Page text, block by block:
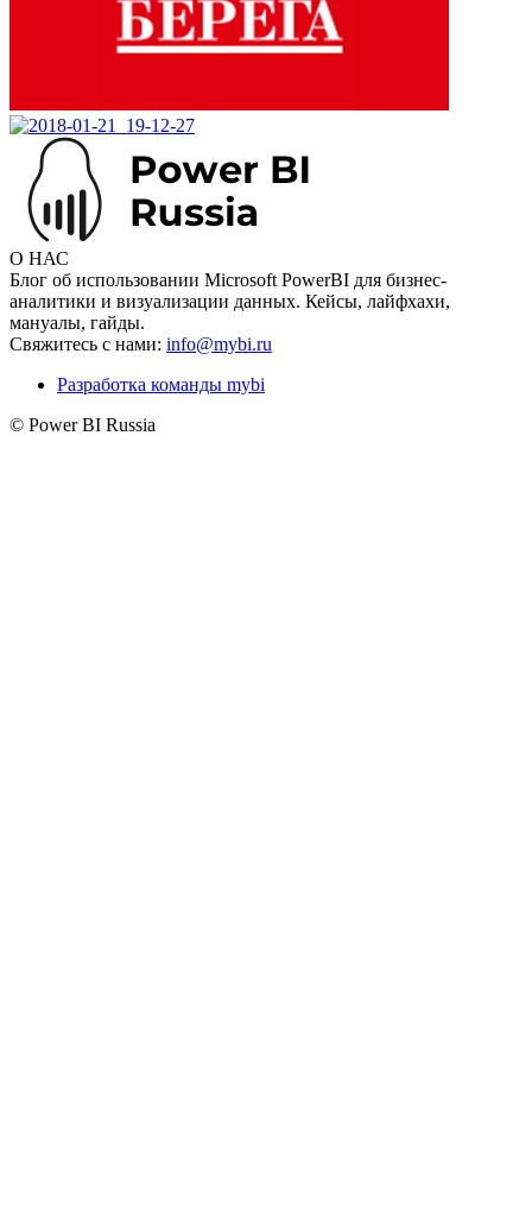
О НАС
Блог об использовании Microsoft PowerBI для бизнес-
аналитики и визуализации данных. Кейсы, лайфхахи,
мануалы, гайды.
Свяжитесь с нами: info@mybi.ru
Разработка команды mybi
© Power BI Russia